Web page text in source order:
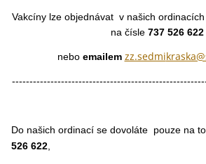
Vakcíny lze objednávat v našich ordinacích
na čísle737 526 622
nebo emailem zz.sedmi
Do našich ordinací se dovoláte pouze na
526 622